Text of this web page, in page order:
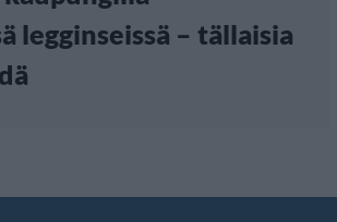
legginseissä – tällaisia